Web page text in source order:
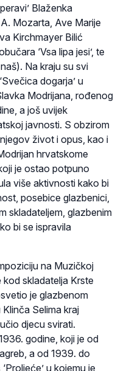
Blaženka
Mozarta, Ave Marije
Kirchmayer Bilić
‘Vsa lipa jesi’, te
Na kraju su svi
dogarja’ u
Modrijana, rođenog
a još uvijek
javnosti. S obzirom
život i opus, kao i
hrvatskome
je ostao potpuno
više aktivnosti kako bi
posebice glazbenici,
skladateljem, glazbenim
bi se ispravila
na Muzičkoj
kod skladatelja Krste
je glazbenom
Selima kraj
djecu svirati.
godine, koji je od
a od 1939. do
u kojemu je